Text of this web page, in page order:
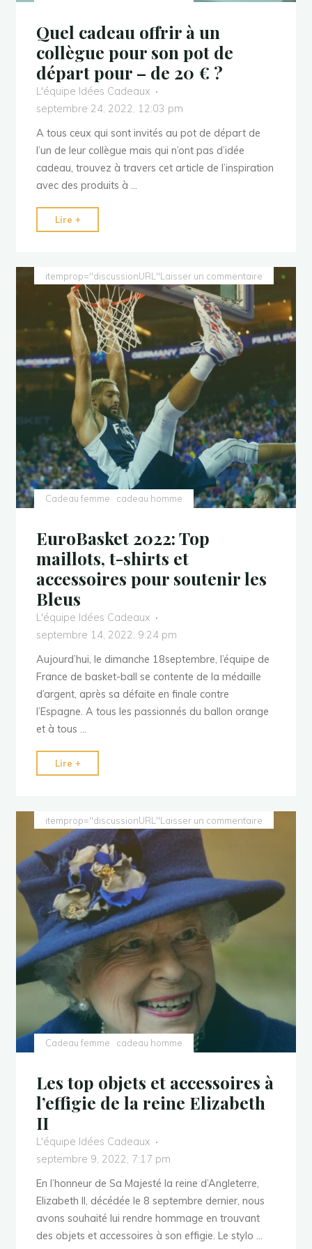
Quel cadeau offrir à un
collègue pour son pot de
départ pour – de 20 € ?
L'équipe Idées Cadeaux
septembre 24, 2022, 12:03 pm
A tous ceux qui sont invités au pot de départ de
l’un de leur collègue mais qui n’ont pas d’idée
cadeau, trouvez à travers cet article de l’inspiration
avec des produits à …
Lire +
cadeau
à
un
collègue
pour
son
pot
de
départ
pour
de
20
€
?"
Cadeau femme cadeau homme
itemprop="discussionURL"Laisser un commentaire
EuroBasket 2022: Top
maillots, t-shirts et
accessoires pour soutenir les
Bleus
L'équipe Idées Cadeaux
septembre 14, 2022, 9:24 pm
Aujourd’hui, le dimanche 18septembre, l’équipe de
France de basket-ball se contente de la médaille
d’argent, après sa défaite en finale contre
l’Espagne. A tous les passionnés du ballon orange
et à tous …
Lire +
maillots,
t-
shirts
et
accessoires
pour
soutenir
les
Cadeau femme cadeau homme
itemprop="discussionURL"Laisser un commentaire
Les top objets et accessoires à
l’effigie de la reine Elizabeth
II
L'équipe Idées Cadeaux
septembre 9, 2022, 7:17 pm
En l’honneur de Sa Majesté la reine d’Angleterre,
Elizabeth II, décédée le 8 septembre dernier, nous
avons souhaité lui rendre hommage en trouvant
des objets et accessoires à son effigie. Le stylo …